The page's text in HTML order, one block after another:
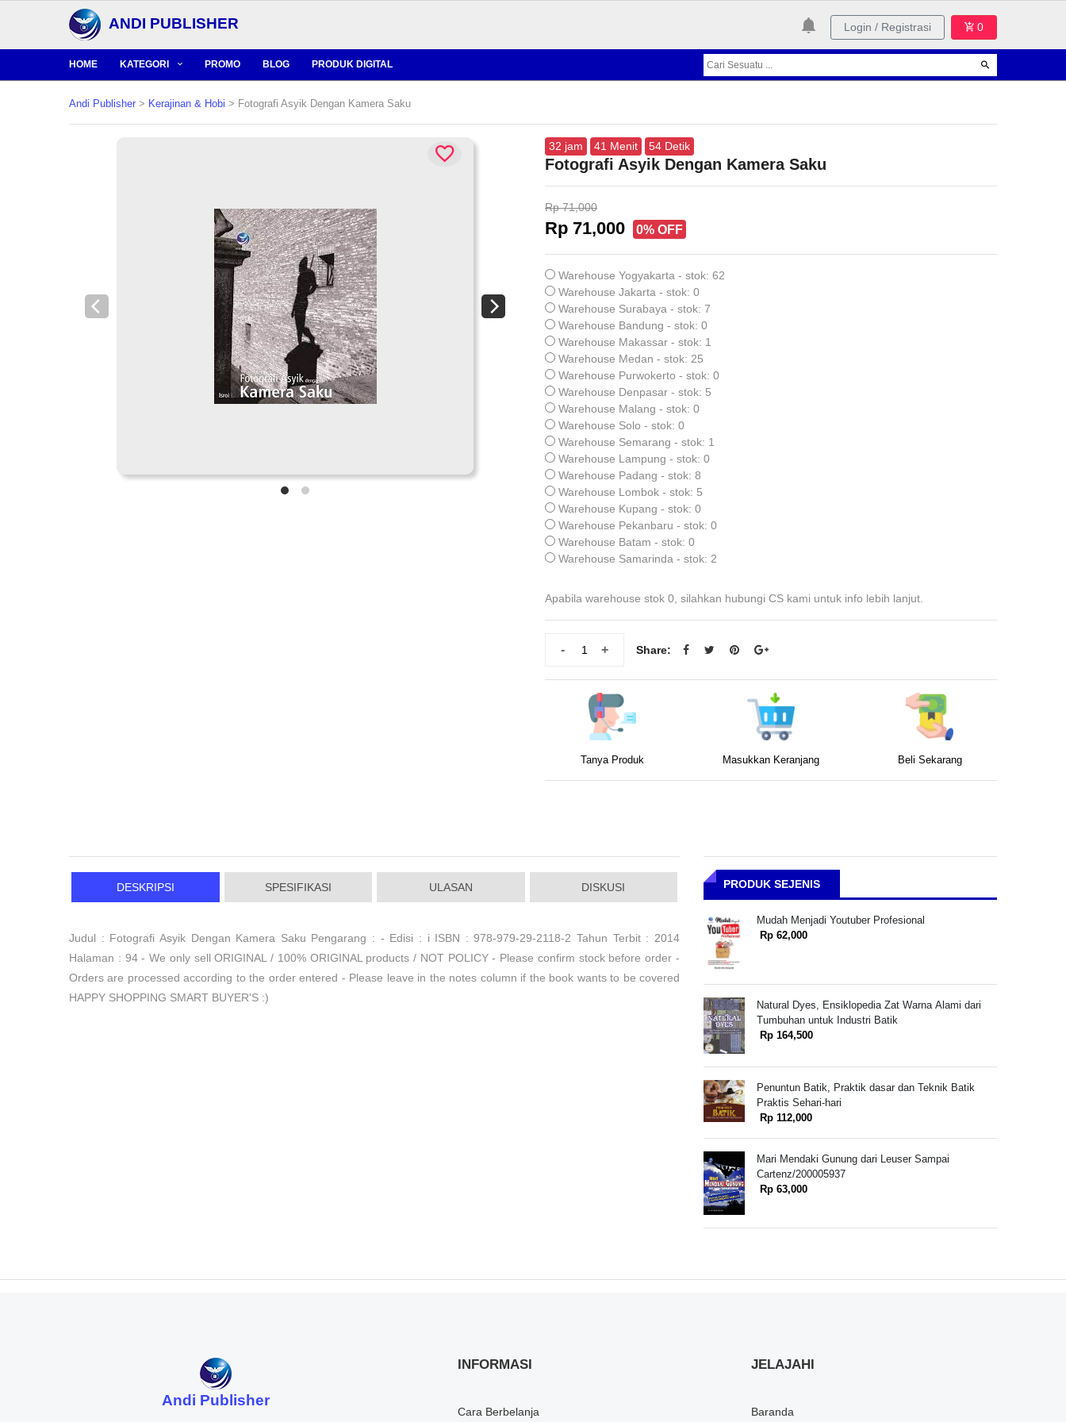
ANDI PUBLISHER Login / Registrasi 0
HOME KATEGORI PROMO BLOG PRODUK DIGITAL
Andi Publisher > Kerajinan & Hobi > Fotografi Asyik Dengan Kamera Saku
32 jam 41 Menit 53 Detik
Fotografi Asyik Dengan Kamera Saku
Rp 71,000
Rp 71,000 0% OFF
Warehouse Yogyakarta - stok: 62
Warehouse Jakarta - stok: 0
Warehouse Surabaya - stok: 7
Warehouse Bandung - stok: 0
Warehouse Makassar - stok: 1
Warehouse Medan - stok: 25
Warehouse Purwokerto - stok: 0
Warehouse Denpasar - stok: 5
Warehouse Malang - stok: 0
Warehouse Solo - stok: 0
Warehouse Semarang - stok: 1
Warehouse Lampung - stok: 0
Warehouse Padang - stok: 8
Warehouse Lombok - stok: 5
Warehouse Kupang - stok: 0
Warehouse Pekanbaru - stok: 0
Warehouse Batam - stok: 0
Warehouse Samarinda - stok: 2
Apabila warehouse stok 0, silahkan hubungi CS kami untuk info lebih lanjut.
+
- Share:
Tanya Produk Masukkan Keranjang Beli Sekarang
DESKRIPSI SPESIFIKASI ULASAN DISKUSI
Judul : Fotografi Asyik Dengan Kamera Saku Pengarang : - Edisi : i ISBN : 978-979-29-2118-2 Tahun Terbit : 2014
Halaman : 94 - We only sell ORIGINAL / 100% ORIGINAL products / NOT POLICY - Please confirm stock before order -
Orders are processed according to the order entered - Please leave in the notes column if the book wants to be covered
HAPPY SHOPPING SMART BUYER'S :)
PRODUK SEJENIS
Mudah Menjadi Youtuber Profesional
Rp 62,000
Natural Dyes, Ensiklopedia Zat Warna Alami dari
Tumbuhan untuk Industri Batik
Rp 164,500
Penuntun Batik, Praktik dasar dan Teknik Batik
Praktis Sehari-hari
Rp 112,000
Mari Mendaki Gunung dari Leuser Sampai
Cartenz/200005937
Rp 63,000
Andi Publisher
INFORMASI
Cara Berbelanja
JELAJAHI
Baranda